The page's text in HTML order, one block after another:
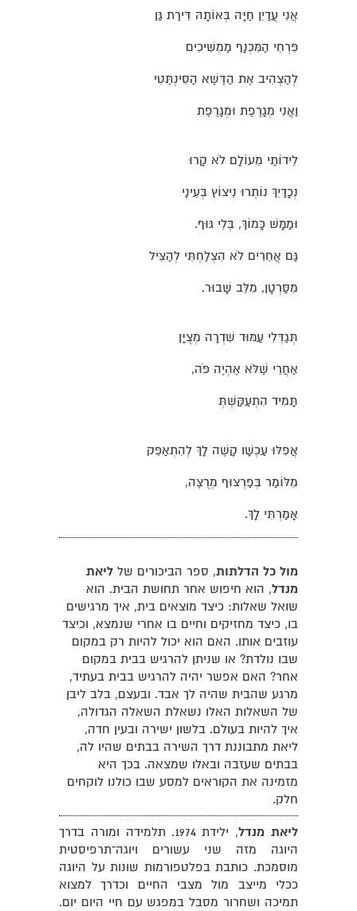
אֲנִי עֲדַיִן חַיָּה בְּאוֹתָהּ דִּירַת גַּן
פִּרְחֵי הַמִּכְנָף מַמְשִׁיכִים
לְהַצְהִיב אֶת הַדֶּשֶׁא הַסִּינְתֶּטִי
וַאֲנִי מְגָרֶפֶת וּמְגָרֶפֶת
לֵידוֹתַי מֵעוֹלָם לֹא קָרוּ
נְכָדַיִךְ נוֹתְרוּ נִיצוֹץ בְּעֵינַי
וּמַמָּשׁ כָּמוֹךְ, בְּלִי גּוּף.
גַּם אֲחֵרִים לֹא הִצְלַחְתִּי לְהַצִּיל
מִסַּרְטָן, מִלֵּב שָׁבוּר.
תְּגַדְּלִי עַמּוּד שִׁדְרָה מְצֻיָּן
אַחֲרֵי שֶׁלֹּא אֶהְיֶה פֹּה,
תָּמִיד הִתְעַקַּשְׁתְּ
אֲפִלּוּ עַכְשָׁו קָשֶׁה לָךְ לְהִתְאַפֵּק
מִלּוֹמַר בְּפַרְצוּף מְרֻצֶּה,
אָמַרְתִּי לָךְ.
מול כל הדלתות, ספר הביכורים של ליאת
מנדל, הוא חיפוש אחר תחושת הבית. הוא
שואל שאלות: כיצד מוצאים בית, איך מרגישים
בו, כיצד מחזיקים וחיים בו אחרי שנמצא, וכיצד
עוזבים אותו. האם הוא יכול להיות רק במקום
שבו נולדת? או שניתן להרגיש בבית במקום
אחר? האם אפשר יהיה להרגיש בבית בעתיד,
מרגע שהבית שהיה לך אבד. ובעצם, בלב ליבן
של השאלות האלו נשאלת השאלה הגדולה,
איך להיות בעולם. בלשון ישירה ובעין חדה,
ליאת מתבוננת דרך השירה בבתים שהיו לה,
בבתים שעזבה ובאלו שמצאה. בכך היא
מזמינה את הקוראים למסע שבו כולנו לוקחים
חלק.
ליאת מנדל
, ילידת 1974. תלמידה ומורה בדרך
היוגה מזה שני עשורים ויוגה־תרפיסטית
מוסמכת. כותבת בפלטפורמות שונות על היוגה
ככלי מייצב מול מצבי החיים וכדרך למצוא
תמיכה ושחרור מסבל במפגש עם חיי היום יום.